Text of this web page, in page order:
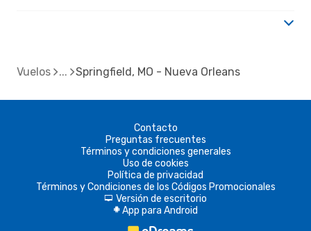
Vuelos Springfield, MO - Nueva Orleans
Contacto
Preguntas frecuentes
Términos y condiciones generales
Uso de cookies
Política de privacidad
Términos y Condiciones de los Códigos Promocionales
d Versión de escritorio
A App para Android